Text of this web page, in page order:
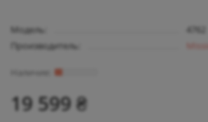
Модель:
4762
Производитель:
19 599 ₴